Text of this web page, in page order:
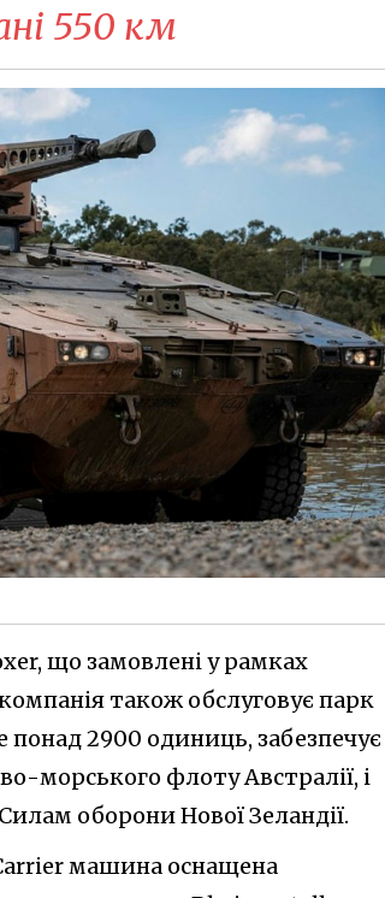
550 км
що замовлені у рамках
також обслуговує парк
понад 2900 одиниць, забезпечує
морського флоту Австралії, і
оборони Нової Зеландії.
машина оснащена